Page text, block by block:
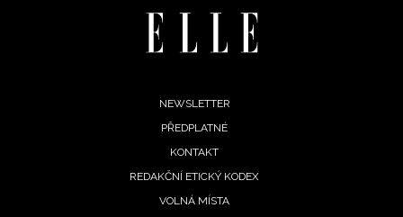
NEWSLETTER
PŘEDPLATNÉ
KONTAKT
REDAKČNÍ ETICKÝ KODEX
VOLNÁ MÍSTA